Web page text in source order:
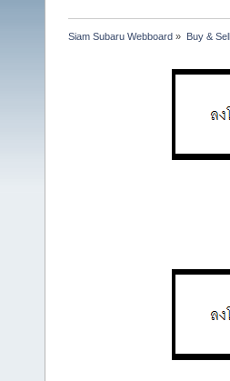
Siam Subaru Webboard » Buy &